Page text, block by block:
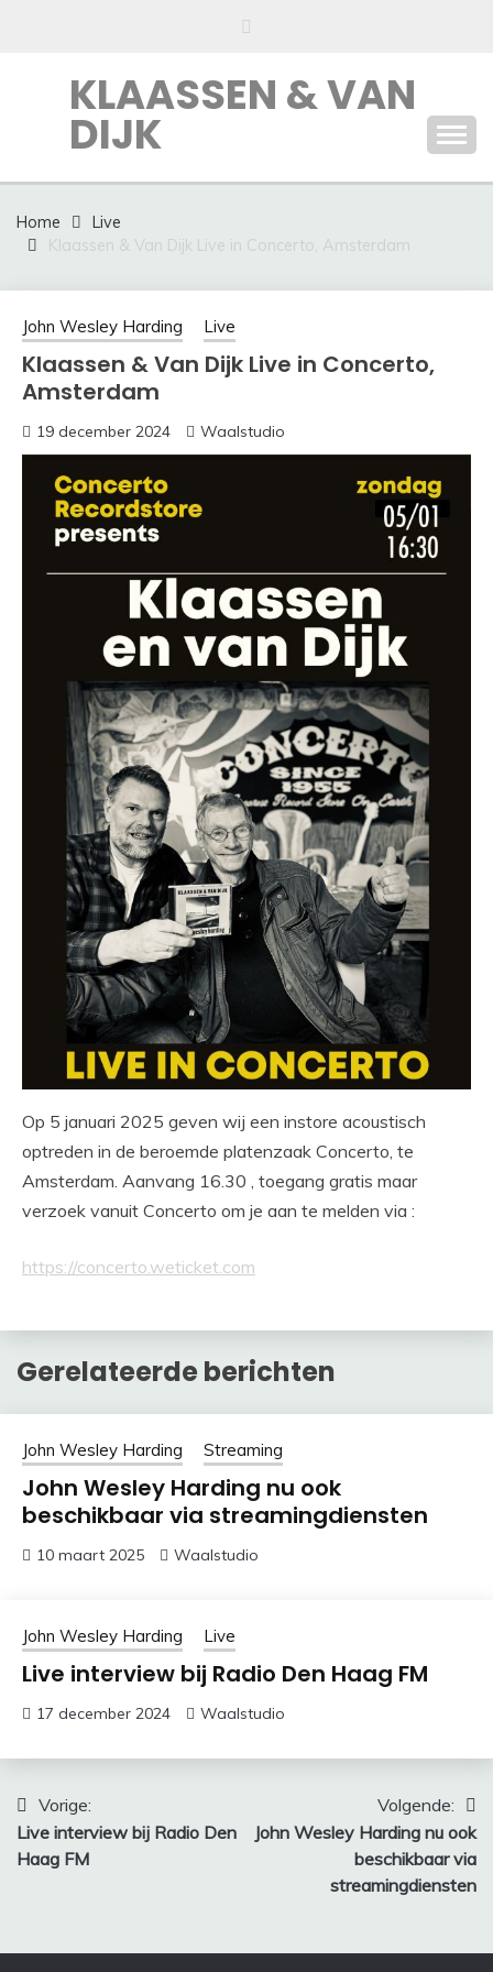
KLAASSEN & VAN
DIJK
Home
Live
Klaassen & Van Dijk Live in Concerto, Amsterdam
John Wesley Harding Live
Klaassen & Van Dijk Live in Concerto,
Amsterdam
19 december 2024 Waalstudio
Op 5 januari 2025 geven wij een instore acoustisch
optreden in de beroemde platenzaak Concerto, te
Amsterdam. Aanvang 16.30 , toegang gratis maar
verzoek vanuit Concerto om je aan te melden via :
https://concerto.weticket.com
Gerelateerde berichten
John Wesley Harding Streaming
John Wesley Harding nu ook
beschikbaar via streamingdiensten
10 maart 2025 Waalstudio
John Wesley Harding Live
Live interview bij Radio Den Haag FM
17 december 2024 Waalstudio
Bericht
navigatie
Vorige:
Live interview bij Radio Den
Haag FM
Volgende:
John Wesley Harding nu ook
beschikbaar via
streamingdiensten